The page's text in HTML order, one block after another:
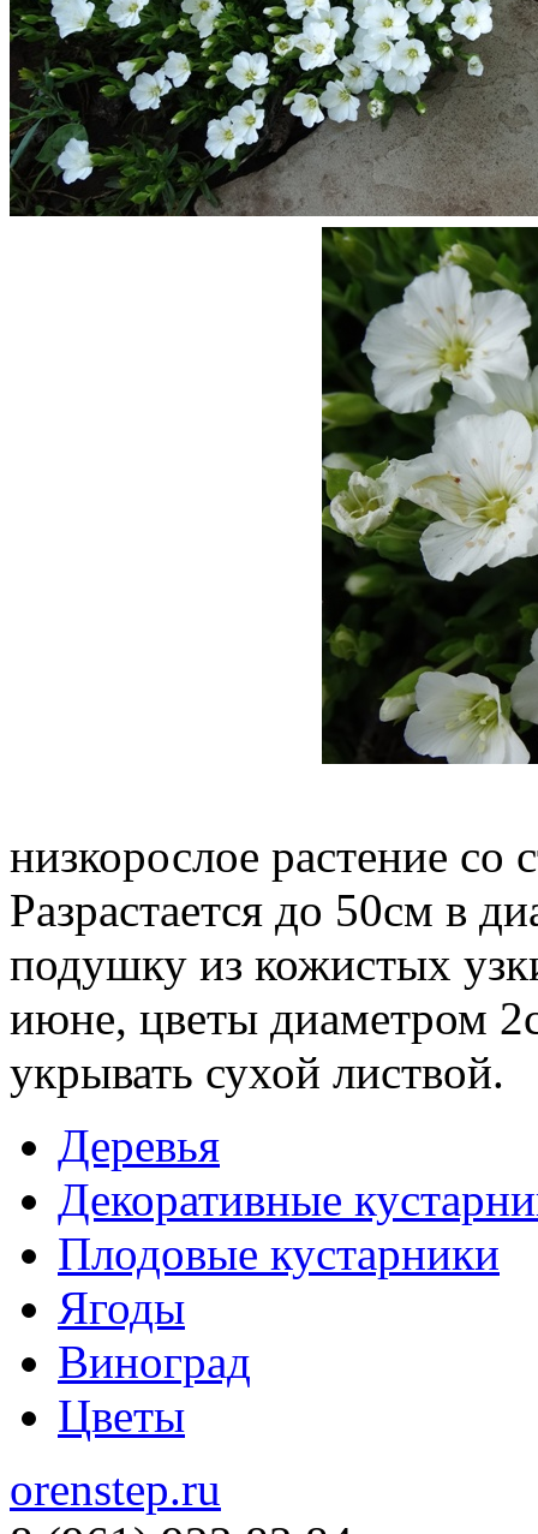
низкорослое растение
Разрастается до 50см в
подушку из кожистых
июне, цветы диаметром
укрывать сухой листвой.
Деревья
Декоративные
Плодовые кустарники
Ягоды
Виноград
Цветы
orenstep.ru